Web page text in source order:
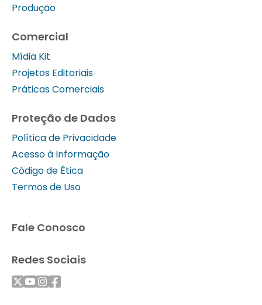
Produção
Comercial
Mídia Kit
Projetos Editoriais
Práticas Comerciais
Proteção de Dados
Política de Privacidade
Acesso à Informação
Código de Ética
Termos de Uso
Fale Conosco
Redes Sociais